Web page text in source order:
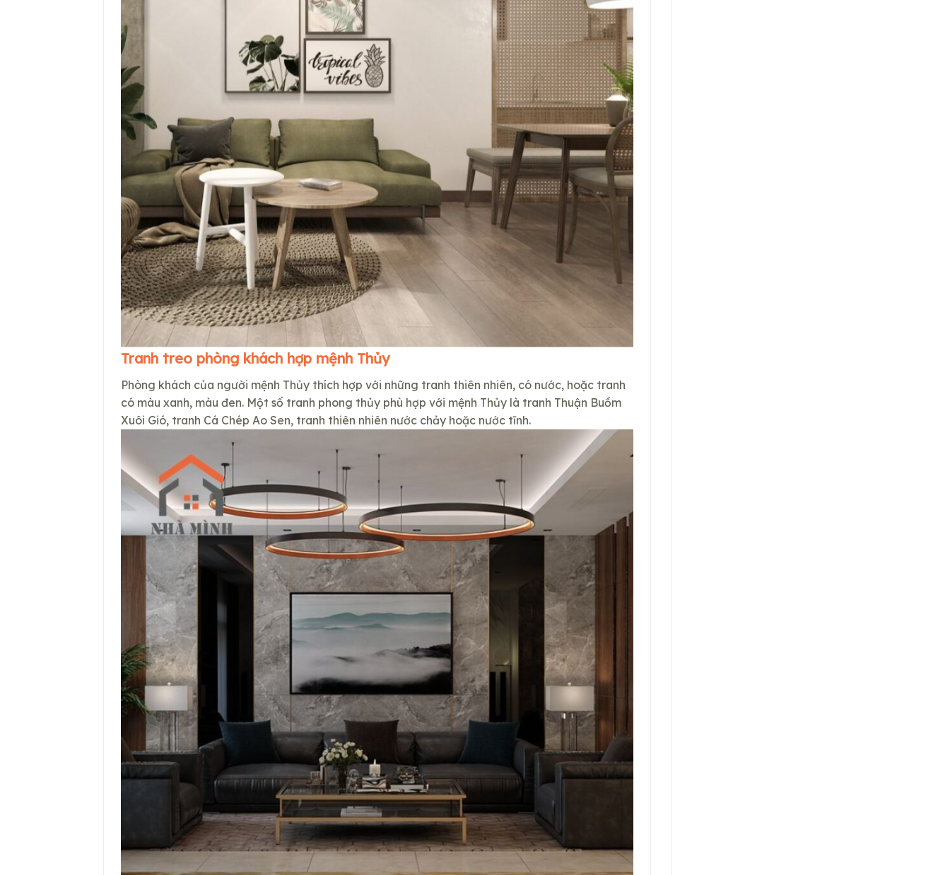
Tranh treo phòng khách hợp mệnh Thủy
Phòng khách của người mệnh Thủy thích hợp với những tranh thiên nhiên, có nước, hoặc tranh
có màu xanh, màu đen. Một số tranh phong thủy phù hợp với mệnh Thủy là tranh Thuận Buồm
Xuôi Gió, tranh Cá Chép Ao Sen, tranh thiên nhiên nước chảy hoặc nước tĩnh.